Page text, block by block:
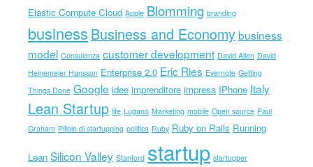
Elastic Compute Cloud Apple Blomming branding
business Business and Economybusiness
model Consulenza customer development David Allen David
Heinemeier Hansson Enterprise 2.0 Eric Ries Evernote Getting
Things Done Google idee imprenditore impresa IPhone Italy
Lean Startup life Lugano Marketing mobile Open source Paul
Graham Pillole di startupping politica Ruby Ruby on Rails Running
Lean Silicon Valley Stanford startup startupper